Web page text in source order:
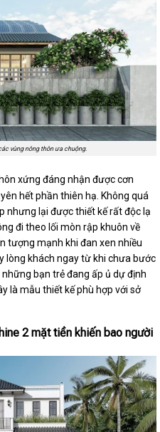
vùng nông thôn ưa chuộng.
xứng đáng nhận được cơn
hết phần thiên hạ. Không quá
nhưng lại được thiết kế rất độc lạ
đi theo lối mòn rập khuôn về
tượng mạnh khi đan xen nhiều
lòng khách ngay từ khi chưa bước
bạn trẻ đang ấp ủ dự định
là mẫu thiết kế phù hợp với sở
2 mặt tiền khiến bao người